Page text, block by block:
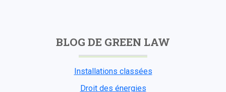
BLOG DE GREEN LAW
Installations classées
Droit des énergies